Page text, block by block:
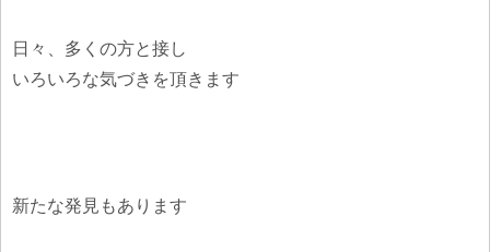
日々、多くの方と接し
いろいろな気づきを頂きます
新たな発見もあります